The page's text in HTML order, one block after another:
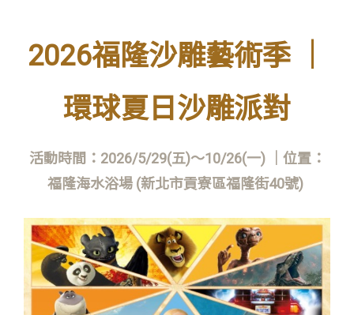
2026福隆沙雕藝術季 ｜
環球夏日沙雕派對
活動時間：2026/5/29(五)～10/26(一) ｜位置：
福隆海水浴場 (新北市貢寮區福隆街40號)